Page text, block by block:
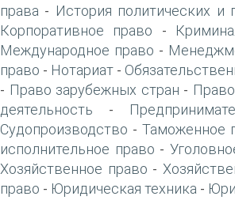
права - История политических и
Корпоративное право -
Международное право -
право - Нотариат -
- Право зарубежных стран -
деятельность -
Судопроизводство -Таможенное
исполнительное право -
Хозяйственное право -
право - Юридическая техника -